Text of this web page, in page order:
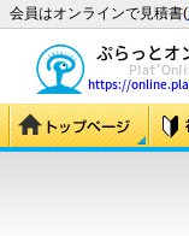
会員はオンラインで見積書(